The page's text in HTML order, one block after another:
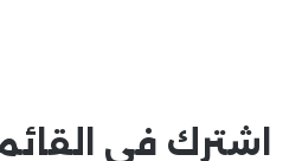
اشترك في